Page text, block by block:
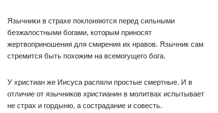
Язычники в страхе поклоняются перед сильными
безжалостными богами, которым приносят
жертвоприношения для смирения их нравов. Язычник сам
стремится быть похожим на всемогущего бога.
У христиан же Иисуса распяли простые смертные. И в
отличие от язычников христианин в молитвах испытывает
не страх и гордыню, а сострадание и совесть.